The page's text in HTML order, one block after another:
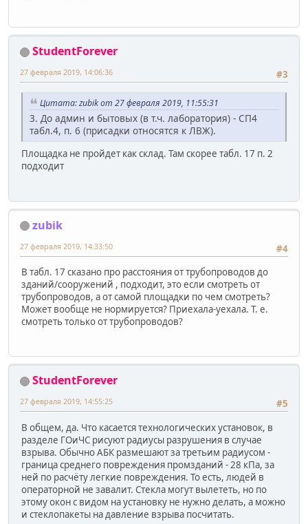
StudentForever
#3
27 февраля 2019, 14:06:36
Цитата: zubik от 27 февраля 2019, 11:55:31
3. До админ и бытовых (в т.ч. лаборатория) - СП4
табл.4, п. 6 (присадки относятся к ЛВЖ).
Площадка не пройдет как склад. Там скорее табл. 17 п. 2
подходит
zubik
#4
27 февраля 2019, 14:33:50
В табл. 17 сказано про расстояния от трубопроводов до
зданий/сооружений , подходит, это если смотреть от
трубопроводов, а от самой площадки по чем смотреть?
Может вообще не нормируется? Приехала-уехала. Т. е.
смотреть только от трубопроводов?
StudentForever
#5
27 февраля 2019, 14:55:25
В общем, да. Что касается технологических установок, в
разделе ГОиЧС рисуют радиусы разрушения в случае
взрыва. Обычно АБК размешают за третьим радиусом -
граница среднего повреждения промзданий - 28 кПа, за
ней по расчёту легкие повреждения. То есть, людей в
операторной не завалит. Стекла могут вылететь, но по
этому окон с видом на установку не нужно делать, а можно
и стеклопакеты на давление взрыва посчитать.